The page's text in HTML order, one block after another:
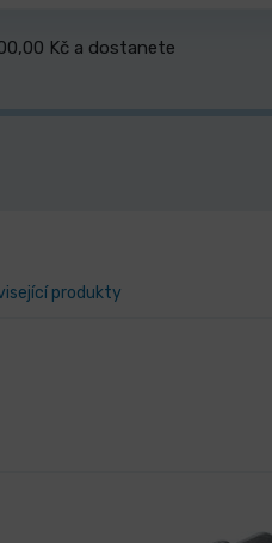
Kč a dostanete
produkty